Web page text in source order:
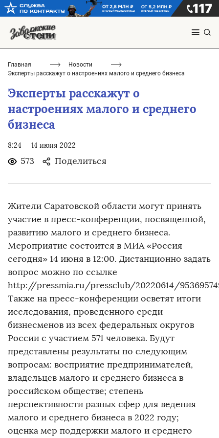
Главная
Новости
Эксперты расскажут о настроениях малого и среднего бизнеса
Эксперты расскажут о
настроениях малого и среднего
бизнеса
8:24 14 июня 2022
573 Поделиться
Жители Саратовской области могут принять
участие в пресс-конференции, посвященной,
развитию малого и среднего бизнеса.
Мероприятие состоится в МИА «Россия
сегодня» 14 июня в 12:00. Дистанционно задать
вопрос можно по ссылке
http://pressmia.ru/pressclub/20220614/
Также на пресс-конференции осветят итоги
исследования, проведенного среди
бизнесменов из всех федеральных округов
России с участием 571 человека. Будут
представлены результаты по следующим
вопросам: восприятие предпринимателей,
владельцев малого и среднего бизнеса в
российском обществе; степень
перспективности разных сфер для ведения
малого и среднего бизнеса в 2022 году;
оценка мер поддержки малого и среднего